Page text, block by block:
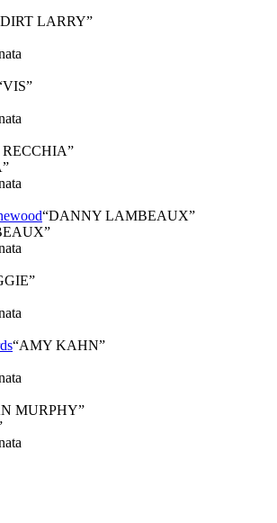
DIRT LARRY”
VIS”
”
“DANNY LAMBEAUX”
”
“AMY KAHN”
MURPHY”